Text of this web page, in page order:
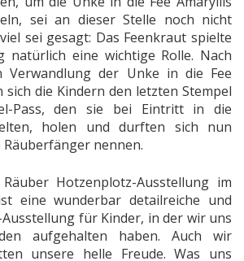
sei an dieser Stelle noch nicht
sei gesagt: Das Feenkraut spielte
natürlich eine wichtige Rolle. Nach
Verwandlung der Unke in die Fee
die Kindern den letzten Stempel
Pass, den sie bei Eintritt in die
holen und durften sich nun
nennen.
Hotzenplotz-Ausstellung im
eine wunderbar detailreiche und
für Kinder, in der wir uns
aufgehalten haben. Auch wir
unsere helle Freude. Was uns